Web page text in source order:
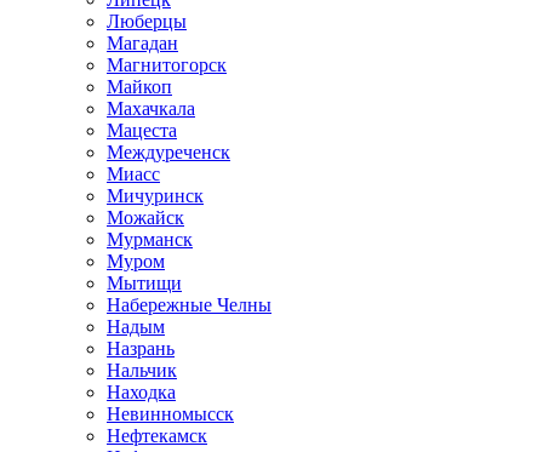
Люберцы
Магадан
Магнитогорск
Майкоп
Махачкала
Мацеста
Междуреченск
Миасс
Мичуринск
Можайск
Мурманск
Муром
Мытищи
Набережные Челны
Надым
Назрань
Нальчик
Находка
Невинномысск
Нефтекамск